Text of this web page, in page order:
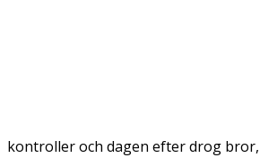
kontroller och dagen efter drog